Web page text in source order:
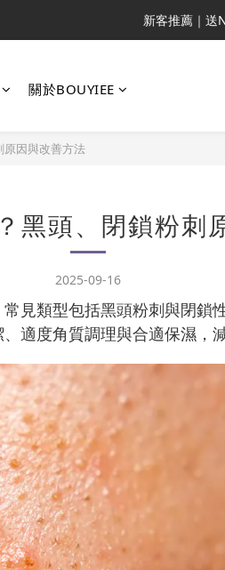
新客推薦｜送
新客推薦｜送
關於BOUYIEE
原因與改善方法
黑頭、閉鎖粉刺
2025-09-16
見類型包括黑頭粉刺與閉鎖
適度角質調理與合適保濕，